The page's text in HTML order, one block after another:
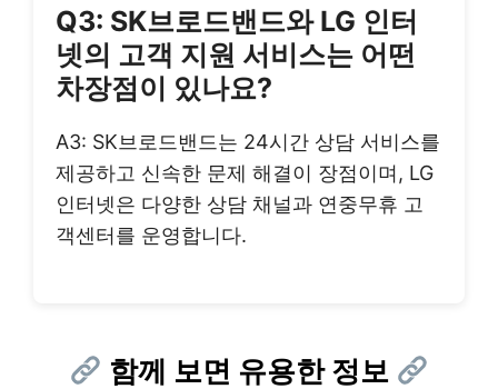
Q3: SK브로드밴드와 LG 인터
넷의 고객 지원 서비스는 어떤
차장점이 있나요?
A3: SK브로드밴드는 24시간 상담 서비스를
제공하고 신속한 문제 해결이 장점이며, LG
인터넷은 다양한 상담 채널과 연중무휴 고
객센터를 운영합니다.
함께 보면 유용한 정보